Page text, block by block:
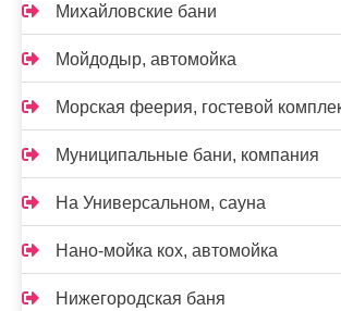
Михайловские бани
Мойдодыр, автомойка
Морская феерия, гостевой
Муниципальные бани, компания
На Универсальном, сауна
Нано-мойка кох, автомойка
Нижегородская баня